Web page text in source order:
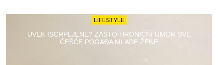
LIFESTYLE
UVEK ISCRPLJENE? ZAŠTO HRONIČNI UMOR SVE
ČEŠĆE POGAĐA MLADE ŽENE